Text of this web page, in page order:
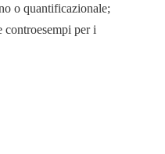
o quantificazionale;
controesempi per i